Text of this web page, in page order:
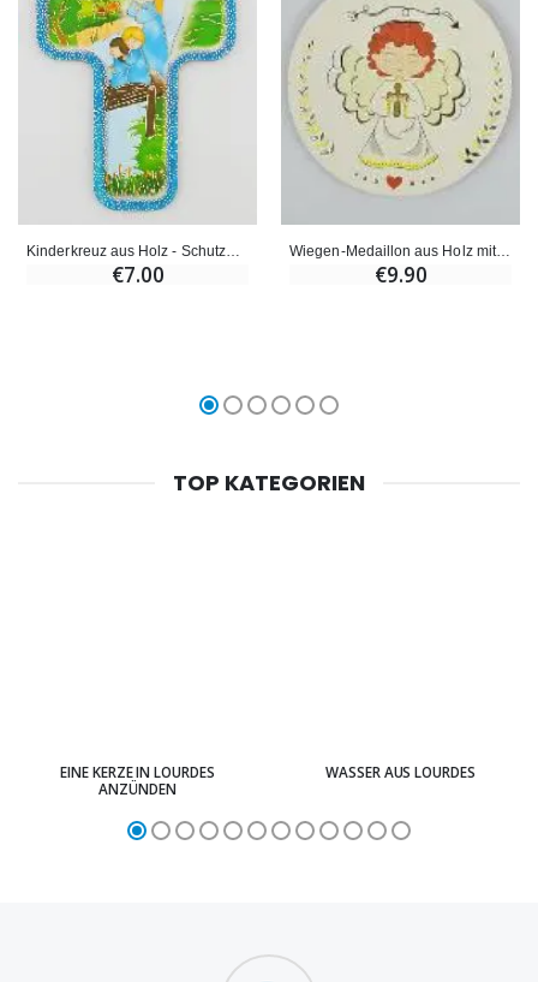
Kinderkreuz aus Holz - Schutzengel und Kinder
€7.00
Wiegen-Medaillon aus Holz mit Engel Jungen - 10 cm
€9.90
TOP KATEGORIEN
EINE KERZE IN LOURDES
ANZÜNDEN
WASSER AUS LOURDES